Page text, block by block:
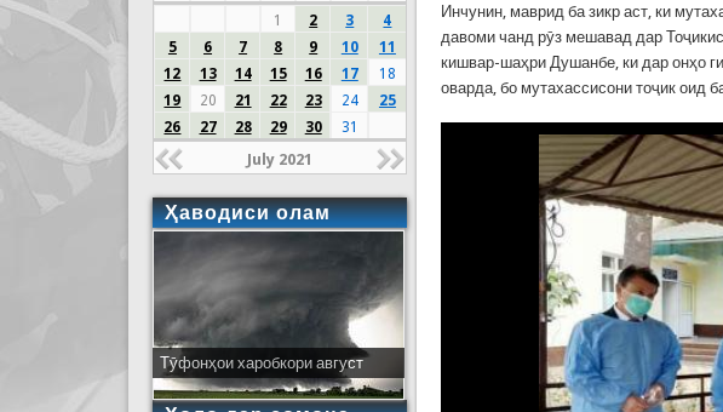
Инчунин, маврид ба зикр аст, ки
давоми чанд рӯз мешавад дар
кишвар-шаҳри Душанбе, ки дар онҳо
оварда, бо мутахассисони тоҷик оид
1
2 3
4
5
6 7 8 9 10
11
12
13 14 15 16 17
18
19
20 21 22 23 24
25
26
27 28 29 30 31
July 2021
Ҳаводиси олам
Тӯфонҳои харобкори август